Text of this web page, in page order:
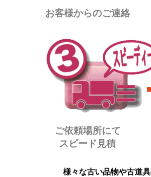
お客様からのご連絡
ご依頼場所にて
スピード見積
様々な古い品物や古道